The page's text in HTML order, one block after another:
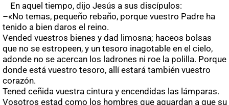
En aquel tiempo, dijo Jesús a sus discípulos:
–«No temas, pequeño rebaño, porque vuestro Padre ha
tenido a bien daros el reino.
Vended vuestros bienes y dad limosna; haceos bolsas
que no se estropeen, y un tesoro inagotable en el cielo,
adonde no se acercan los ladrones ni roe la polilla. Porque
donde está vuestro tesoro, allí estará también vuestro
corazón.
Tened ceñida vuestra cintura y encendidas las lámparas.
Vosotros estad como los hombres que aguardan a que su